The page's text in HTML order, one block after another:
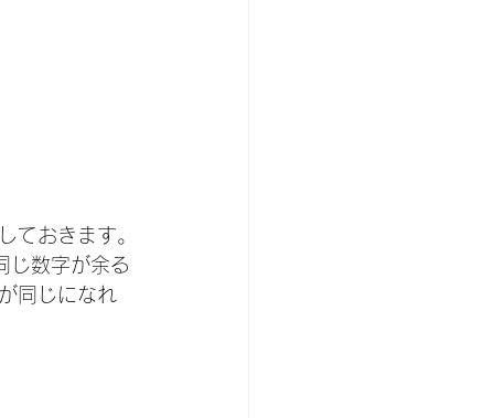
ておきます。
じ数字が余る
同じになれ